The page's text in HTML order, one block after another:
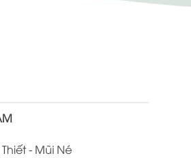
- Mũi Né